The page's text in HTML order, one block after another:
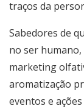
traços da
Sabedores de
no ser
marketing
aromatização
eventos e